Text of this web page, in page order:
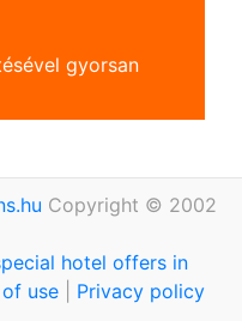
gyorsan
Copyright © 2002
hotel offers in
use Privacy policy